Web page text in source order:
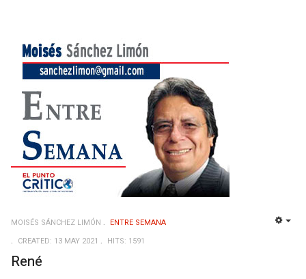
MOISÉS SÁNCHEZ LIMÓN
ENTRE SEMANA
CREATED: 13 MAY 2021
HITS: 1591
René